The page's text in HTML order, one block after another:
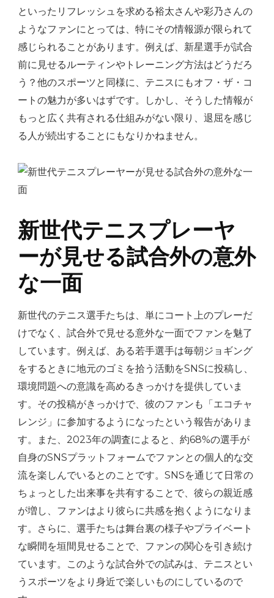
といったリフレッシュを求める裕太さんや彩乃さんの
ようなファンにとっては、特にその情報源が限られて
感じられることがあります。例えば、新星選手が試合
前に見せるルーティンやトレーニング方法はどうだろ
う？他のスポーツと同様に、テニスにもオフ・ザ・コ
ートの魅力が多いはずです。しかし、そうした情報が
もっと広く共有される仕組みがない限り、退屈を感じ
る人が続出することにもなりかねません。
新世代テニスプレーヤ
ーが見せる試合外の意外
な一面
新世代のテニス選手たちは、単にコート上のプレーだ
けでなく、試合外で見せる意外な一面でファンを魅了
しています。例えば、ある若手選手は毎朝ジョギング
をするときに地元のゴミを拾う活動をSNSに投稿し、
環境問題への意識を高めるきっかけを提供していま
す。その投稿がきっかけで、彼のファンも「エコチャ
レンジ」に参加するようになったという報告がありま
す。また、2023年の調査によると、約68%の選手が
自身のSNSプラットフォームでファンとの個人的な交
流を楽しんでいるとのことです。SNSを通じて日常の
ちょっとした出来事を共有することで、彼らの親近感
が増し、ファンはより彼らに共感を抱くようになりま
す。さらに、選手たちは舞台裏の様子やプライベート
な瞬間を垣間見せることで、ファンの関心を引き続け
ています。このような試合外での試みは、テニスとい
うスポーツをより身近で楽しいものにしているので